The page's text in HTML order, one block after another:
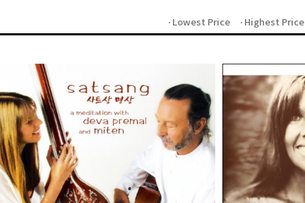
Lowest Price Highest Price